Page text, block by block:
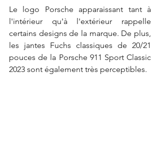
Le logo Porsche apparaissant tant à
l'intérieur qu'à l'extérieur rappelle
certains designs de la marque. De plus,
les jantes Fuchs classiques de 20/21
pouces de la Porsche 911 Sport Classic
2023 sont également très perceptibles.